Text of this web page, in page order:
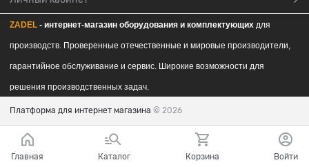
ZADEL - интернет-магазин оборудования и комплектующих для
производств. Проверенные отечественные и мировые производители,
гарантийное обслуживание и сервис. Широкие возможности для
решения производственных задач.
Платформа для интернет магазина © 2026
Главная Каталог Корзина Войти